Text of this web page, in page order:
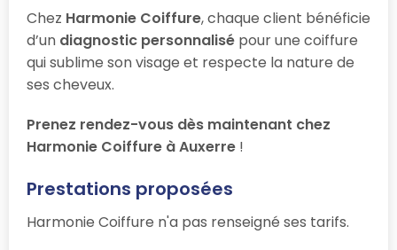
Chez Harmonie Coiffure, chaque client bénéficie
d’un diagnostic personnalisé pour une coiffure
qui sublime son visage et respecte la nature de
ses cheveux.
Prenez rendez-vous dès maintenant chez
Harmonie Coiffure à Auxerre !
Prestations proposées
Harmonie Coiffure n'a pas renseigné ses tarifs.